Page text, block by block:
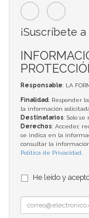
¡Suscríbete
Responsable: LA
Finalidad: Responder
la información
Destinatarios: Solo
Derechos: Acceder,
se indica en la
consultar la
Política de Privacidad
He leído y